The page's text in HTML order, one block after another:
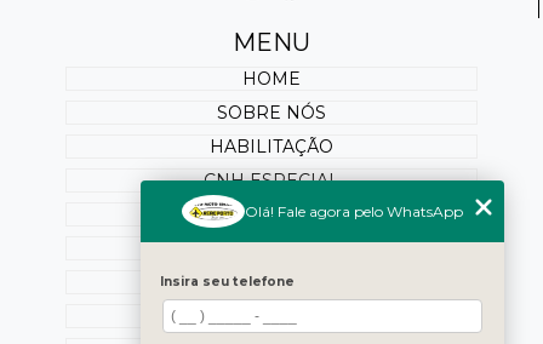
MENU
HOME
SOBRE NÓS
HABILITAÇÃO
CNH ESPECIAL
REABILITAÇÃO
PONTUAÇÃO
SERVIÇOS ONLINE
BLOG
Olá! Fale agora pelo WhatsApp
Insira seu telefone